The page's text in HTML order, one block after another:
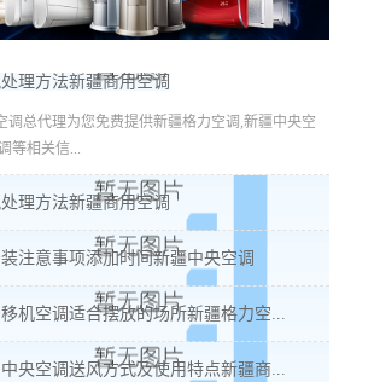
理方法新疆商用空调
调总代理为您免费提供新疆格力空调,新疆中央空
等相关信...
理方法新疆商用空调
注意事项添加时间新疆中央空调
机空调适合摆放的场所新疆格力空...
央空调送风方式及使用特点新疆商...